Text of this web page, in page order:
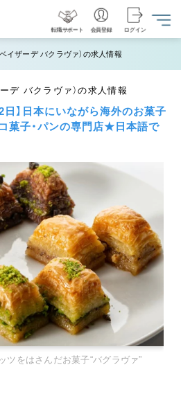
転職サポート 会員登録 ログイン
イザーデ バクラヴァ）の求人情報
デ バクラヴァ）の求人情報
日】日本にいながら海外のお菓子
菓子・パンの専門店★日本語で
ツをはさんだお菓子“バグラヴァ”